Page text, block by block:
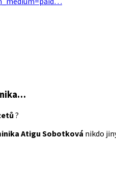
?
Atigu Sobotková nikdo